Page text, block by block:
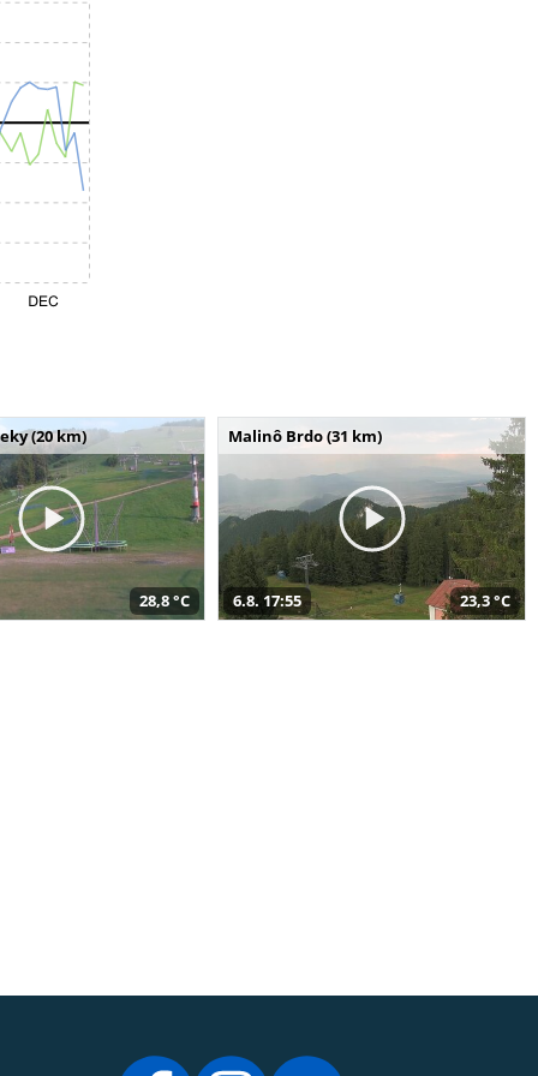
(20 km)
28,8 °C
Malinô Brdo (31 km)
6.8. 17:55 23,3 °C